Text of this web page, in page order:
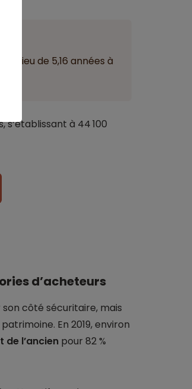
lieu de 5,16 années à
s’établissant à 44 100
d’acheteurs
côté sécuritaire, mais
En 2019, environ
de l’ancienpour 82 %